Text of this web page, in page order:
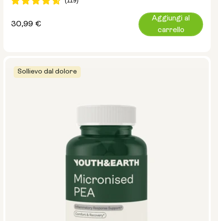
Prezzo
30,99 €
Aggiungi al
carrello
Sollievo dal dolore